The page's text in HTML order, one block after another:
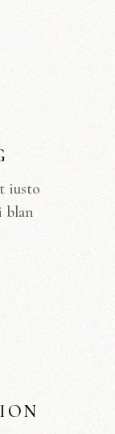
iusto
blan